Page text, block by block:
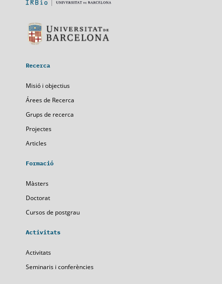
Recerca
Misió i objectius
Árees de Recerca
Grups de recerca
Projectes
Articles
Formació
Màsters
Doctorat
Cursos de postgrau
Activitats
Activitats
Seminaris i conferències